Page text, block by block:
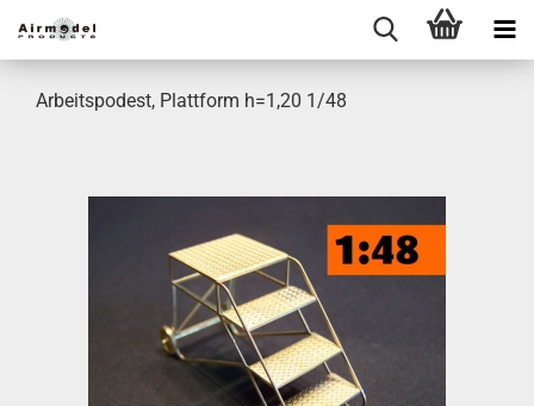
Arbeitspodest, Plattform h=1,20 1/48